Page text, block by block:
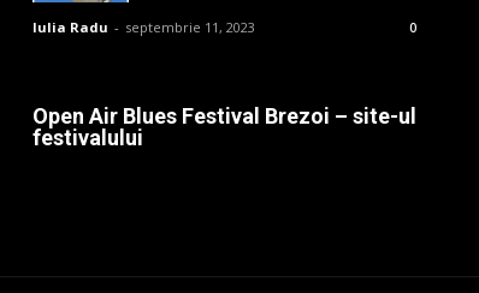
Iulia Radu - septembrie 11, 2023 0
Open Air Blues Festival Brezoi – site-ul
festivalului